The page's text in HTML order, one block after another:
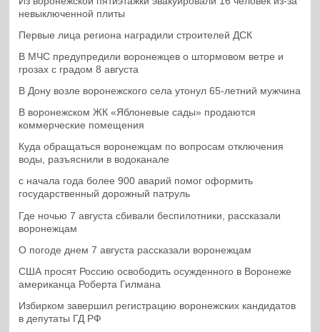
невыключенной плиты
Первые лица региона наградили строителей ДСК
В МЧС предупредили воронежцев о штормовом ветре и
грозах с градом 8 августа
В Дону возле воронежского села утонул 65-летний мужчина
В воронежском ЖК «Яблоневые сады» продаются
коммерческие помещения
Куда обращаться воронежцам по вопросам отключения
воды, разъяснили в водоканале
с начала года более 900 аварий помог оформить
государственный дорожный патруль
Где ночью 7 августа сбивали беспилотники, рассказали
воронежцам
О погоде днем 7 августа рассказали воронежцам
США просят Россию освободить осужденного в Воронеже
американца Роберта Гилмана
Избирком завершил регистрацию воронежских кандидатов
в депутаты ГД РФ